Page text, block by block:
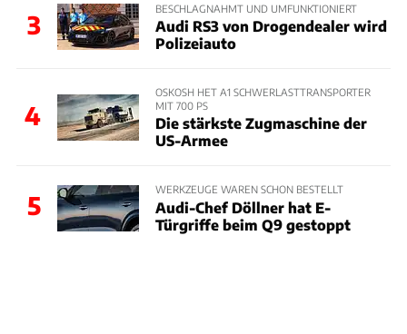
3
BESCHLAGNAHMT UND UMFUNKTIONIERT
Audi RS3 von Drogendealer wird
Polizeiauto
4
OSKOSH HET A1 SCHWERLASTTRANSPORTER
MIT 700 PS
Die stärkste Zugmaschine der
US-Armee
5
WERKZEUGE WAREN SCHON BESTELLT
Audi-Chef Döllner hat E-
Türgriffe beim Q9 gestoppt